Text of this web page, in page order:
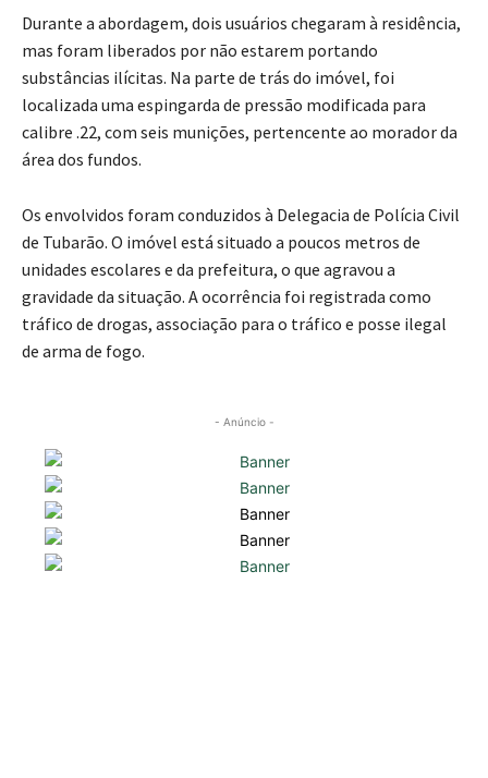
Durante a abordagem, dois usuários chegaram à residência,
mas foram liberados por não estarem portando
substâncias ilícitas. Na parte de trás do imóvel, foi
localizada uma espingarda de pressão modificada para
calibre .22, com seis munições, pertencente ao morador da
área dos fundos.
Os envolvidos foram conduzidos à Delegacia de Polícia Civil
de Tubarão. O imóvel está situado a poucos metros de
unidades escolares e da prefeitura, o que agravou a
gravidade da situação. A ocorrência foi registrada como
tráfico de drogas, associação para o tráfico e posse ilegal
de arma de fogo.
- Anúncio -